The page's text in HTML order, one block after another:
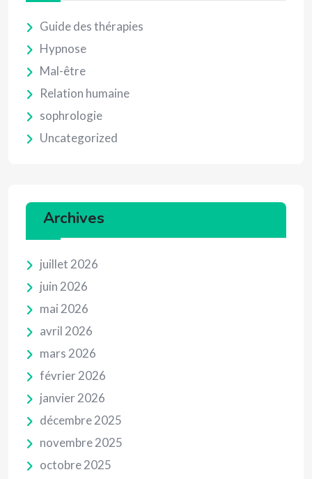
Guide des thérapies
Hypnose
Mal-être
Relation humaine
sophrologie
Uncategorized
Archives
juillet 2026
juin 2026
mai 2026
avril 2026
mars 2026
février 2026
janvier 2026
décembre 2025
novembre 2025
octobre 2025